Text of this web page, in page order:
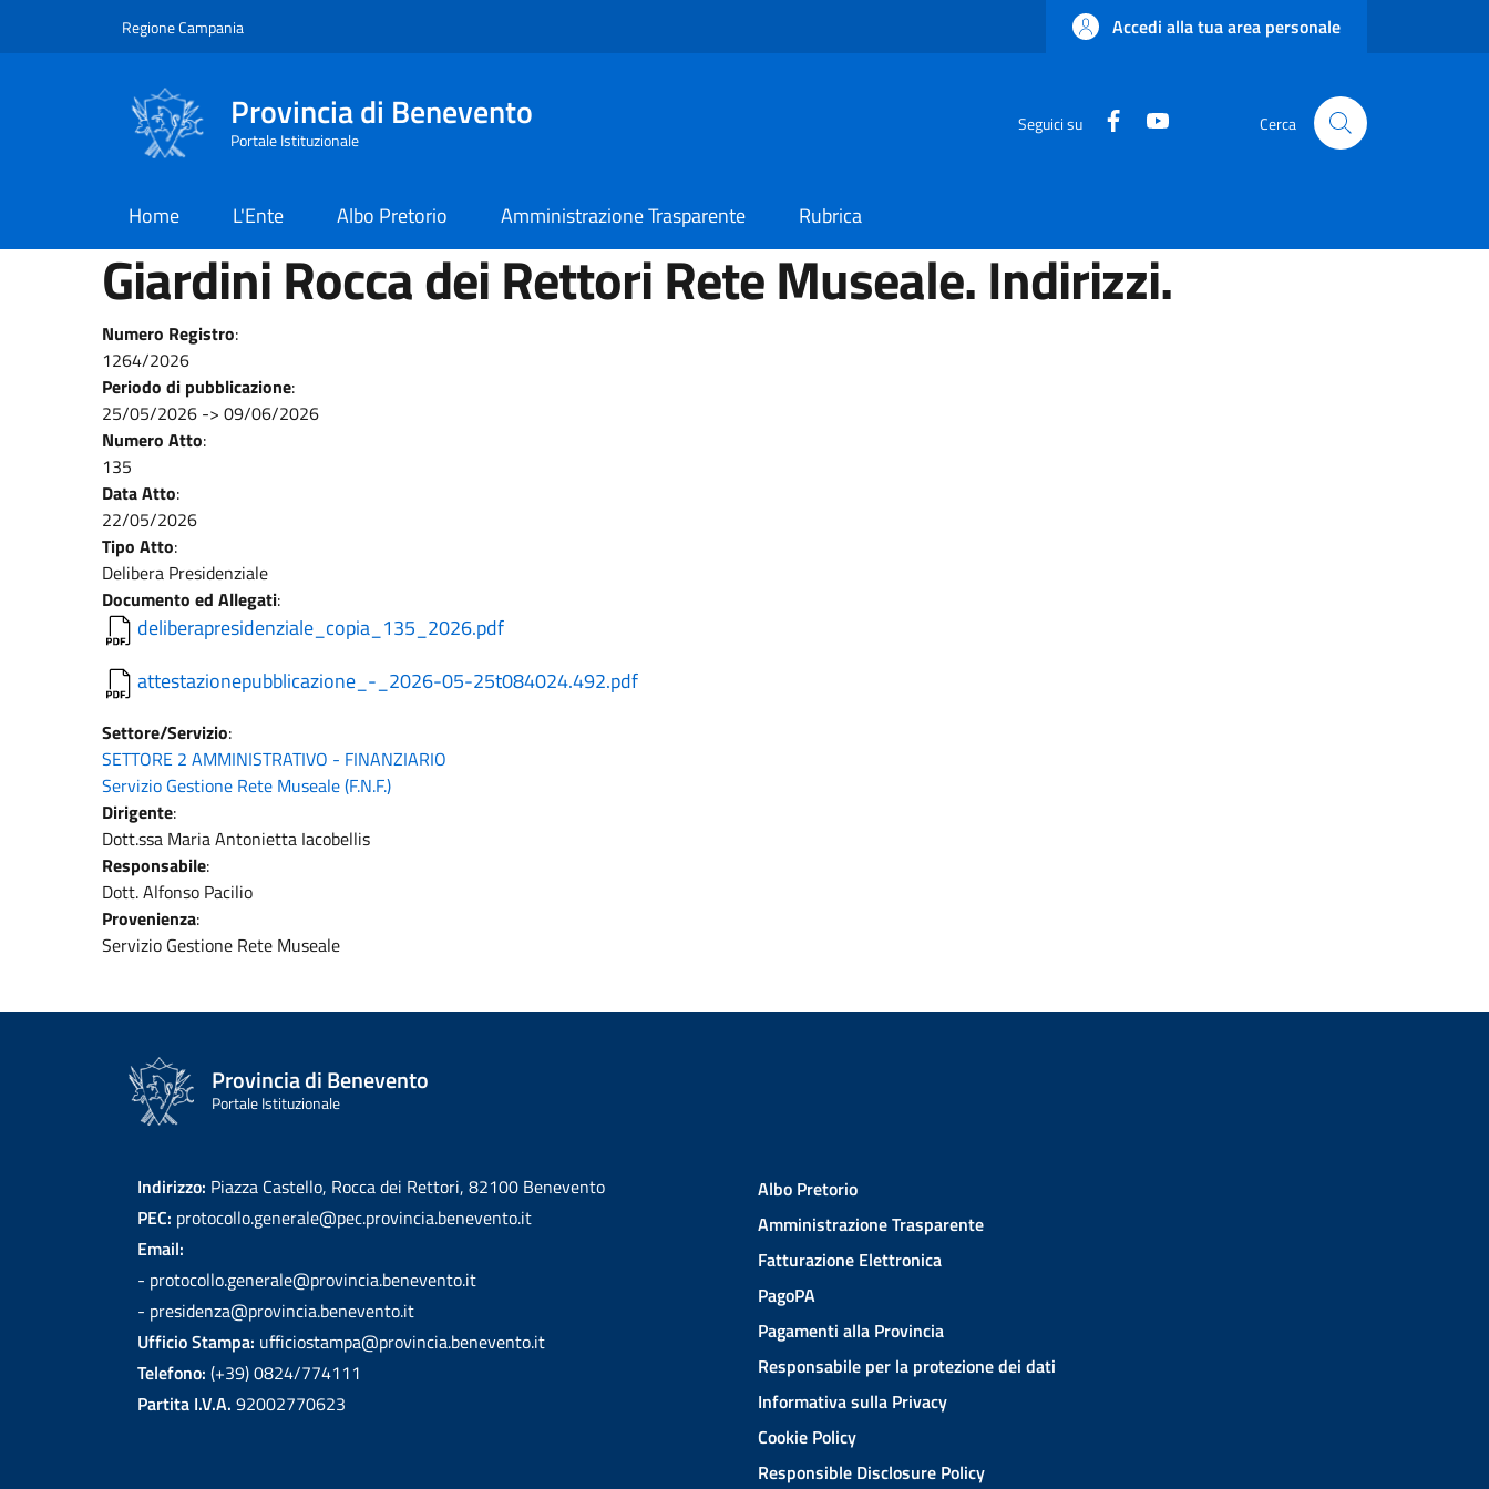
Regione Campania Accedi alla tua area personale
Provincia di Benevento
Portale Istituzionale
Seguici su Facebook Cerca
Home L'Ente Albo Pretorio Amministrazione Trasparente Rubrica
Giardini Rocca dei Rettori Rete Museale. Indirizzi.
Numero Registro:
1264/2026
Periodo di pubblicazione:
25/05/2026 -> 09/06/2026
Numero Atto:
135
Data Atto:
22/05/2026
Tipo Atto:
Delibera Presidenziale
Documento ed Allegati:
deliberapresidenziale_copia_135_2026.pdf
attestazionepubblicazione_-_2026-05-25t084024.492.pdf
Settore/Servizio:
SETTORE 2 AMMINISTRATIVO - FINANZIARIO
Servizio Gestione Rete Museale (F.N.F.)
Dirigente:
Dott.ssa Maria Antonietta Iacobellis
Responsabile:
Dott. Alfonso Pacilio
Provenienza:
Servizio Gestione Rete Museale
Provincia di Benevento
Portale Istituzionale
Indirizzo: Piazza Castello, Rocca dei Rettori, 82100 Benevento
PEC: protocollo.generale@pec.provincia.benevento.it
Email:
- protocollo.generale@provincia.benevento.it
- presidenza@provincia.benevento.it
Ufficio Stampa: ufficiostampa@provincia.benevento.it
Telefono: (+39) 0824/774111
Partita I.V.A. 92002770623
Albo Pretorio
Amministrazione Trasparente
Fatturazione Elettronica
PagoPA
Pagamenti alla Provincia
Responsabile per la protezione dei dati
Informativa sulla Privacy
Cookie Policy
Responsible Disclosure Policy